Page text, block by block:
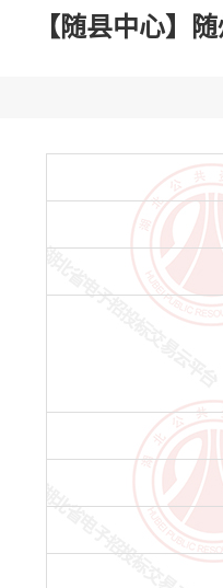
【随县中心】